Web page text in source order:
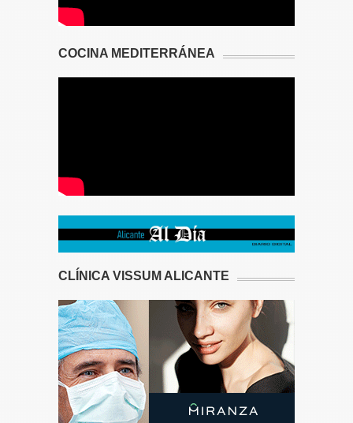
COCINA MEDITERRÁNEA
CLÍNICA VISSUM ALICANTE